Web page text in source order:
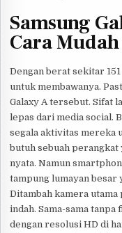
Samsung
Cara
Dengan berat sekitar
untuk membawanya.
Galaxy A tersebut. Sifat
lepas dari media social.
segala aktivitas mereka
butuh sebuah
nyata. Namun
tampung lumayan besar
Ditambah kamera
indah. Sama-sama
dengan resolusi HD di